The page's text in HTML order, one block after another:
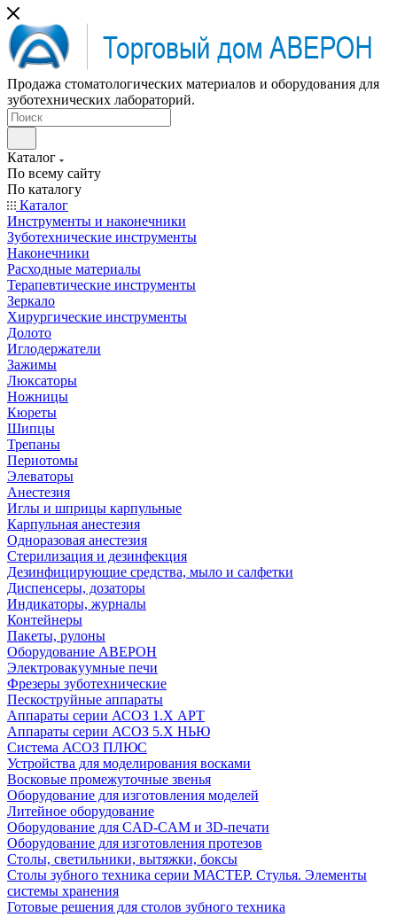
Продажа стоматологических материалов и оборудования для
зуботехнических лабораторий.
Каталог
По всему сайту
По каталогу
Каталог
Инструменты и наконечники
Зуботехнические инструменты
Наконечники
Расходные материалы
Терапевтические инструменты
Зеркало
Хирургические инструменты
Долото
Иглодержатели
Зажимы
Люксаторы
Ножницы
Кюреты
Шипцы
Трепаны
Периотомы
Элеваторы
Анестезия
Иглы и шприцы карпульные
Карпульная анестезия
Одноразовая анестезия
Стерилизация и дезинфекция
Дезинфицирующие средства, мыло и салфетки
Диспенсеры, дозаторы
Индикаторы, журналы
Контейнеры
Пакеты, рулоны
Оборудование АВЕРОН
Электровакуумные печи
Фрезеры зуботехнические
Пескоструйные аппараты
Аппараты серии АСОЗ 1.Х АРТ
Аппараты серии АСОЗ 5.Х НЬЮ
Система АСОЗ ПЛЮС
Устройства для моделирования восками
Восковые промежуточные звенья
Оборудование для изготовления моделей
Литейное оборудование
Оборудование для CAD-CAM и 3D-печати
Оборудование для изготовления протезов
Cтолы, светильники, вытяжки, боксы
Столы зубного техника серии МАСТЕР. Стулья. Элементы
системы хранения
Готовые решения для столов зубного техника